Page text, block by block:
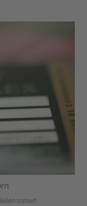
sortiert.